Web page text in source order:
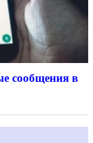
сообщения в